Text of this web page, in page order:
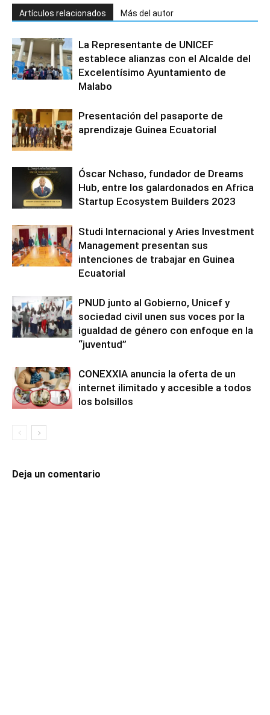
Artículos relacionados Más del autor
La Representante de UNICEF
establece alianzas con el Alcalde del
Excelentísimo Ayuntamiento de
Malabo
Presentación del pasaporte de
aprendizaje Guinea Ecuatorial
Óscar Nchaso, fundador de Dreams
Hub, entre los galardonados en Africa
Startup Ecosystem Builders 2023
Studi Internacional y Aries Investment
Management presentan sus
intenciones de trabajar en Guinea
Ecuatorial
PNUD junto al Gobierno, Unicef y
sociedad civil unen sus voces por la
igualdad de género con enfoque en la
“juventud”
CONEXXIA anuncia la oferta de un
internet ilimitado y accesible a todos
los bolsillos
Deja un comentario